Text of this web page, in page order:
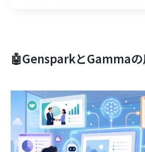
🤖GensparkとGamma